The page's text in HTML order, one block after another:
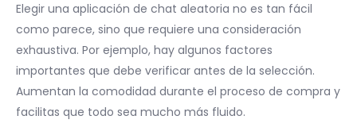
Elegir una aplicación de chat aleatoria no es tan fácil
como parece, sino que requiere una consideración
exhaustiva. Por ejemplo, hay algunos factores
importantes que debe verificar antes de la selección.
Aumentan la comodidad durante el proceso de compra y
facilitas que todo sea mucho más fluido.